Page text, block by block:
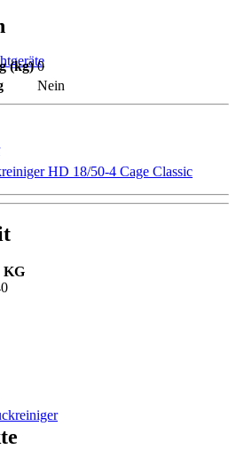
(kg) 0
Nein
HD 18/50-4 Cage Classic
KG